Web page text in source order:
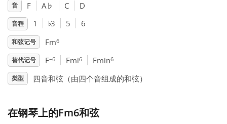
Deutsch
English
音 F A♭ C D
音程 1 ♭3 5 6
和弦记号 Fm6
替代记号 F–6 Fmi6 Fmin6
类型 四音和弦（由四个音组成的和弦）
在钢琴上的Fm6和弦